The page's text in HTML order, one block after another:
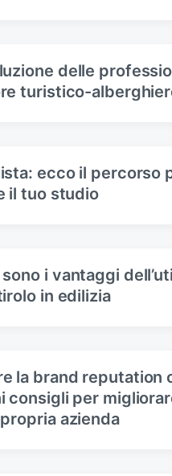
delle
turistico-
ecco il percorso
il tuo studio
sono i vantaggi
in edilizia
la brand reputation
consigli per
azienda